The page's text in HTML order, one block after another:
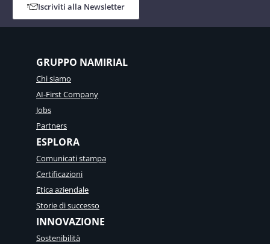
Iscriviti alla Newsletter
GRUPPO NAMIRIAL
Chi siamo
AI-First Company
Jobs
Partners
ESPLORA
Comunicati stampa
Certificazioni
Etica aziendale
Storie di successo
INNOVAZIONE
Sostenibilità